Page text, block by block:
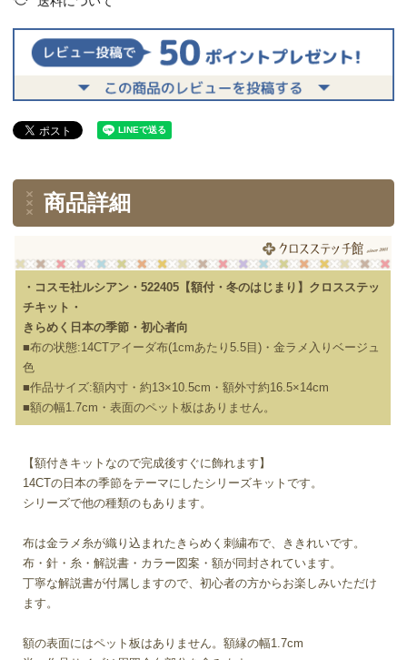
商品詳細
・コスモ社ルシアン・522405【額付・冬のはじまり】クロスステッ
チキット・
きらめく日本の季節・初心者向
■布の状態:14CTアイーダ布(1cmあたり5.5目)・金ラメ入りベージュ
色
■作品サイズ:額内寸・約13×10.5cm・額外寸約16.5×14cm
■額の幅1.7cm・表面のペット板はありません。
【額付きキットなので完成後すぐに飾れます】
14CTの日本の季節をテーマにしたシリーズキットです。
シリーズで他の種類のもあります。
布は金ラメ糸が織り込まれたきらめく刺繍布で、ききれいです。
布・針・糸・解説書・カラー図案・額が同封されています。
丁寧な解説書が付属しますので、初心者の方からお楽しみいただけ
ます。
額の表面にはペット板はありません。額縁の幅1.7cm